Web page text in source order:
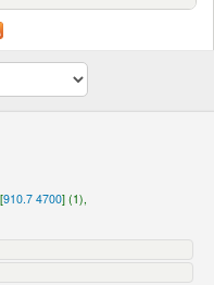
910.7 4700] (1),